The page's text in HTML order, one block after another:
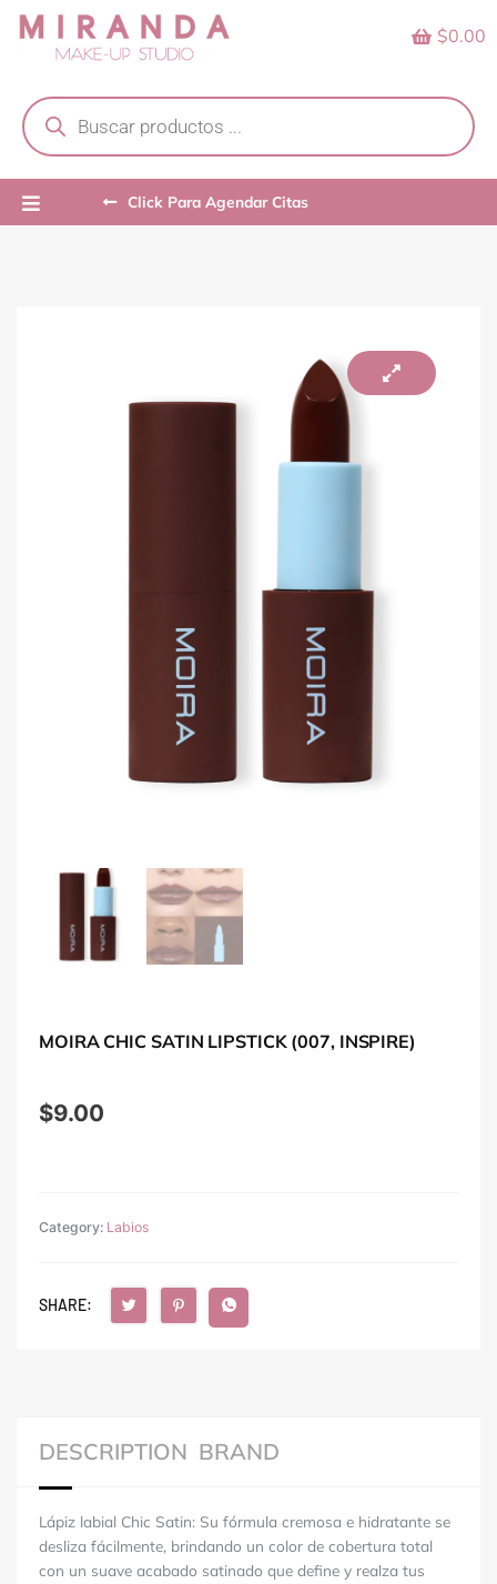
Skip
search
$0.00
Click Para Agendar Citas
MOIRA CHIC SATIN LIPSTICK (007, INSPIRE)
$9.00
Category: Labios
SHARE:
DESCRIPTION BRAND
Lápiz labial Chic Satin: Su fórmula cremosa e hidratante se
desliza fácilmente, brindando un color de cobertura total
con un suave acabado satinado que define y realza tus